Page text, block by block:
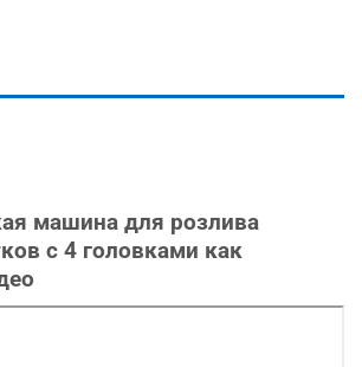
машина для розлива
с 4 головками как